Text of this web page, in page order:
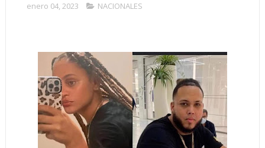
enero 04, 2023 NACIONALES